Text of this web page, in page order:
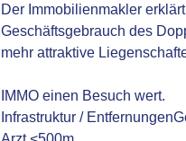
Der Immobilienmakler
Geschäftsgebrauch des
mehr attraktive
IMMO einen Besuch wert.
Infrastruktur /